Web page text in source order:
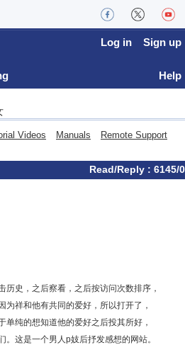
Log in Sign up
Help
Videos Manuals Remote Support
Read/Reply : 6145/0
历史，之后察看，之后按访问次数排序，
为祥和他有共同的爱好，所以打开了，
单纯的想知道他的爱好之后投其所好，
。这是一个男人p妓后抒发感想的网站。